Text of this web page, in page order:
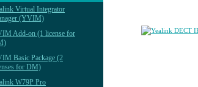
Virtual Integrator
(YVIM)
Add-on (1 license for
Basic Package (2
for DM)
W79P Pro